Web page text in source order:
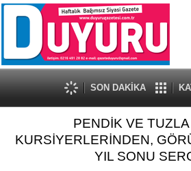
SON DAKİKA
PENDİK VE
KURSİYERLERİNDEN,
YIL SONU